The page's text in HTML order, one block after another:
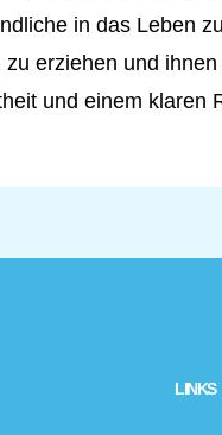
in das Leben
erziehen und
und einem klaren
LINKS